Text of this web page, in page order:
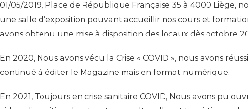
01/05/2019, Place de République Française 35 à 4000 Liège,
une salle d’exposition pouvant accueillir nos cours et
avons obtenu une mise à disposition des locaux dès octobre
En 2020, Nous avons vécu la Crise « COVID », nous avons
continué à éditer le Magazine mais en format numérique.
En 2021, Toujours en crise sanitaire COVID, Nous avons pu